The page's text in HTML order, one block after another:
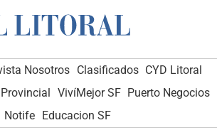
Nosotros Clasificados CYD Litoral
VivíMejor SF Puerto Negocios
Notife Educacion SF